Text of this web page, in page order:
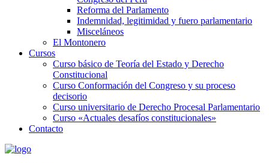
Reforma del Parlamento
Indemnidad, legitimidad y fuero parlamentario
Misceláneos
El Montonero
Cursos
Curso básico de Teoría del Estado y Derecho
Constitucional
Curso Conformación del Congreso y su proceso
decisorio
Curso universitario de Derecho Procesal Parlamentario
Curso «Actuales desafíos constitucionales»
Contacto